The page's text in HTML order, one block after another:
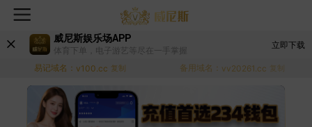
威尼斯娱乐场APP
体育下单，电子游艺等尽在一手掌握
立即下载
易记域名： v100.cc 复制 备用域名： vv20261.cc 复制